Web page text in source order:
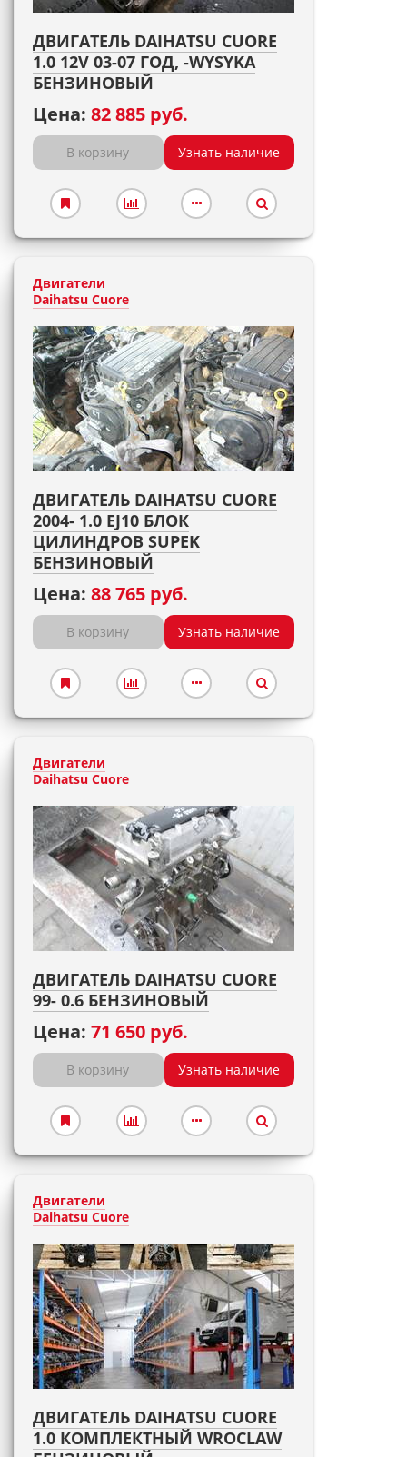
ДВИГАТЕЛЬ DAIHATSU CUORE
1.0 12V 03-07 ГОД, -WYSYKA
БЕНЗИНОВЫЙ
Цена: 82 885 руб.
В корзину Узнать наличие
Двигатели
Daihatsu Cuore
ДВИГАТЕЛЬ DAIHATSU CUORE
2004- 1.0 EJ10 БЛОК
ЦИЛИНДРОВ SUPEK
БЕНЗИНОВЫЙ
Цена: 88 765 руб.
В корзину Узнать наличие
Двигатели
Daihatsu Cuore
ДВИГАТЕЛЬ DAIHATSU CUORE
99- 0.6 БЕНЗИНОВЫЙ
Цена: 71 650 руб.
В корзину Узнать наличие
Двигатели
Daihatsu Cuore
ДВИГАТЕЛЬ DAIHATSU CUORE
1.0 КОМПЛЕКТНЫЙ WROCLAW